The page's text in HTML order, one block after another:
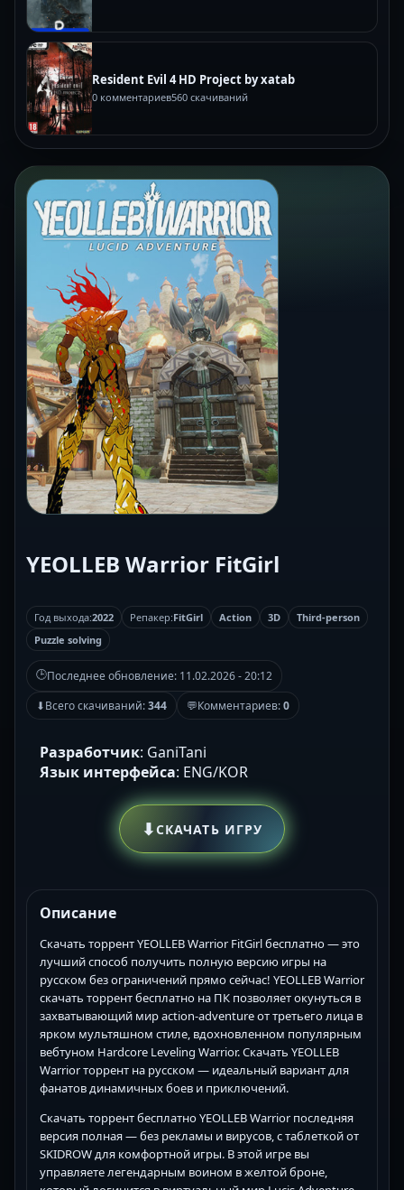
Resident Evil 4 HD Project by xatab
0 комментариев560 скачиваний
YEOLLEB Warrior FitGirl
Год выхода:2022 Репакер:FitGirl Action 3D
Third-person
Puzzle solving
🕒Последнее обновление: 11.02.2026 - 20:12
⬇Всего скачиваний:344 💬Комментариев:0
Разработчик: GaniTani
Язык интерфейса: ENG/KOR
⬇СКАЧАТЬ ИГРУ
Описание
Скачать торрент YEOLLEB Warrior FitGirl бесплатно — это
лучший способ получить полную версию игры на
русском без ограничений прямо сейчас! YEOLLEB Warrior
скачать торрент бесплатно на ПК позволяет окунуться в
захватывающий мир action-adventure от третьего лица в
ярком мультяшном стиле, вдохновленном популярным
вебтуном Hardcore Leveling Warrior. Скачать YEOLLEB
Warrior торрент на русском — идеальный вариант для
фанатов динамичных боев и приключений.
Скачать торрент бесплатно YEOLLEB Warrior последняя
версия полная — без рекламы и вирусов, с таблеткой от
SKIDROW для комфортной игры. В этой игре вы
управляете легендарным воином в желтой броне,